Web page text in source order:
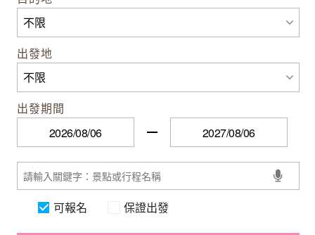
出發地
出發期間
可報名 保證出發